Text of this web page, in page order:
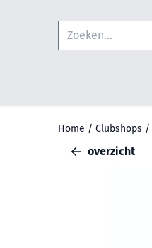
Zoeken
Home / Clubshops /
overzicht